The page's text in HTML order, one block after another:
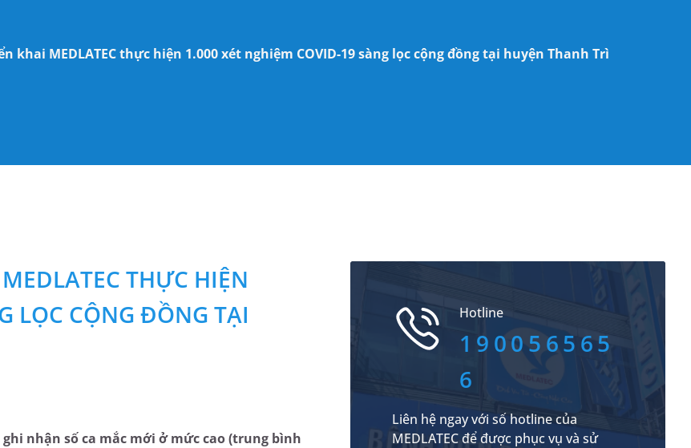
khai MEDLATEC thực hiện 1.000 xét nghiệm COVID-19 sàng lọc cộng đồng tại huyện Thanh Trì
THỰC HIỆN
LỌC CỘNG ĐỒNG TẠI
nhận số ca mắc mới ở mức cao (trung bình
Hotline
190056565
6
Liên hệ ngay với số hotline của
MEDLATEC để được phục vụ và sử